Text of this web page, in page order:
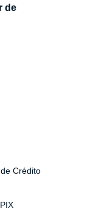
de
Crédito